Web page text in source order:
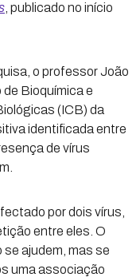
, publicado no início
o professor João
Bioquímica e
(ICB) da
identificada entre
de vírus
por dois vírus,
entre eles. O
se ajudem, mas se
uma associação